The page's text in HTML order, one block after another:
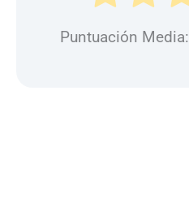
Puntuación Media: